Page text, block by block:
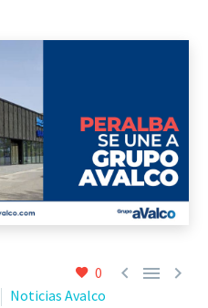
0   
Noticias Avalco